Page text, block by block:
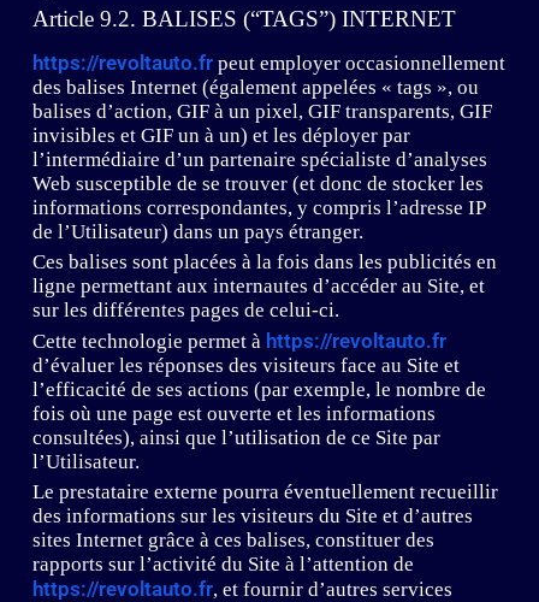
Article 9.2. BALISES (“TAGS”) INTERNET
https://revoltauto.frpeut employer occasionnellement
des balises Internet (également appelées « tags », ou
balises d’action, GIF à un pixel, GIF transparents, GIF
invisibles et GIF un à un) et les déployer par
l’intermédiaire d’un partenaire spécialiste d’analyses
Web susceptible de se trouver (et donc de stocker les
informations correspondantes, y compris l’adresse IP
de l’Utilisateur) dans un pays étranger.
Ces balises sont placées à la fois dans les publicités en
ligne permettant aux internautes d’accéder au Site, et
sur les différentes pages de celui-ci.
Cette technologie permet à https://revoltauto.fr
d’évaluer les réponses des visiteurs face au Site et
l’efficacité de ses actions (par exemple, le nombre de
fois où une page est ouverte et les informations
consultées), ainsi que l’utilisation de ce Site par
l’Utilisateur.
Le prestataire externe pourra éventuellement recueillir
des informations sur les visiteurs du Site et d’autres
sites Internet grâce à ces balises, constituer des
rapports sur l’activité du Site à l’attention de
https://revoltauto.fr, et fournir d’autres services